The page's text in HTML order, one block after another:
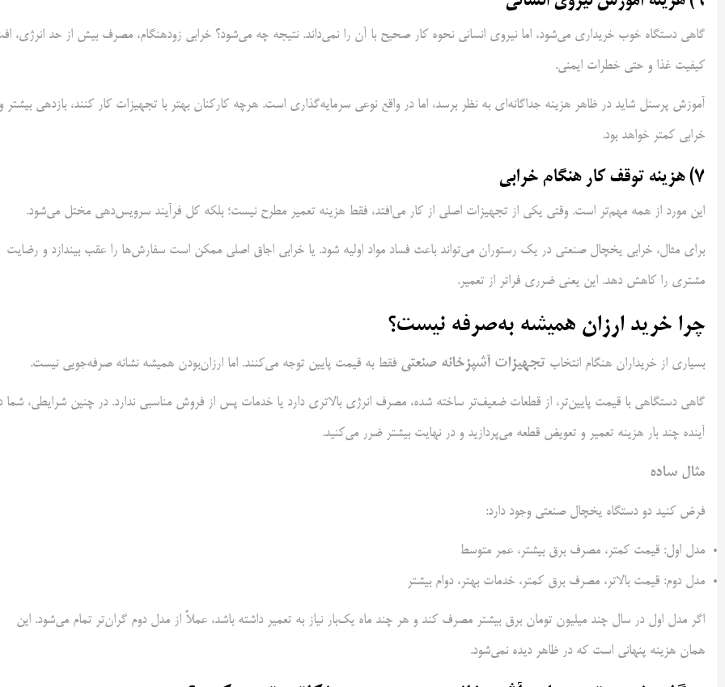
گاهی دستگاه خوب خریداری می‌شود، اما نیروی انسانی نحوه کار صحیح با آن را نمی‌داند. نتیجه چه می‌شود؟ خرابی زودهنگام، مصرف بیش از حد انرژی،
کیفیت غذا و حتی خطرات ایمنی.
آموزش پرسنل شاید در ظاهر هزینه جداگانه‌ای به نظر برسد، اما در واقع نوعی سرمایه‌گذاری است. هرچه کارکنان بهتر با تجهیزات کار کنند، بازدهی بیشتر
خرابی کمتر خواهد بود.
7) هزینه توقف کار هنگام خرابی
این مورد از همه مهم‌تر است. وقتی یکی از تجهیزات اصلی از کار می‌افتد، فقط هزینه تعمیر مطرح نیست؛ بلکه کل فرآیند سرویس‌دهی مختل می‌شود.
برای مثال، خرابی یخچال صنعتی در یک رستوران می‌تواند باعث فساد مواد اولیه شود. یا خرابی اجاق اصلی ممکن است سفارش‌ها را عقب بیندازد و رضایت
مشتری را کاهش دهد. این یعنی ضرری فراتر از تعمیر.
چرا خرید ارزان همیشه به‌صرفه نیست؟
بسیاری از خریداران هنگام انتخاب تجهیزات آشپزخانه صنعتی فقط به قیمت پایین توجه می‌کنند. اما ارزان‌بودن همیشه نشانه صرفه‌جویی نیست.
گاهی دستگاهی با قیمت پایین‌تر، از قطعات ضعیف‌تر ساخته شده، مصرف انرژی بالاتری دارد یا خدمات پس از فروش مناسبی ندارد. در چنین شرایطی، شما
آینده چند بار هزینه تعمیر و تعویض قطعه می‌پردازید و در نهایت بیشتر ضرر می‌کنید.
مثال ساده
فرض کنید دو دستگاه یخچال صنعتی وجود دارد:
مدل اول: قیمت کمتر، مصرف برق بیشتر، عمر متوسط
مدل دوم: قیمت بالاتر، مصرف برق کمتر، خدمات بهتر، دوام بیشتر
اگر مدل اول در سال چند میلیون تومان برق بیشتر مصرف کند و هر چند ماه یک‌بار نیاز به تعمیر داشته باشد، عملاً از مدل دوم گران‌تر تمام می‌شود. این
همان هزینه پنهانی است که در ظاهر دیده نمی‌شود.